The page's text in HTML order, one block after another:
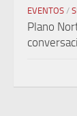
EVENTOS /
Plano